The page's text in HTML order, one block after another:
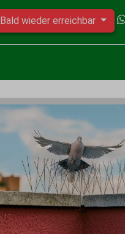
Bald wieder erreichbar